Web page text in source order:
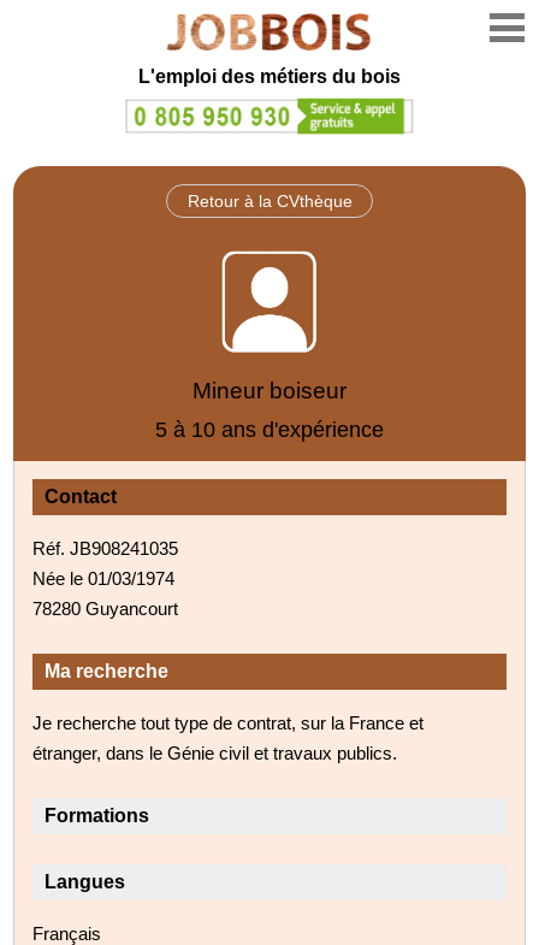
L'emploi des métiers du bois
Retour à la CVthèque
Mineur boiseur
5 à 10 ans d'expérience
Contact
Réf. JB908241035
Née le 01/03/1974
78280 Guyancourt
Ma recherche
Je recherche tout type de contrat, sur la France et
étranger, dans le Génie civil et travaux publics.
Formations
Langues
Français